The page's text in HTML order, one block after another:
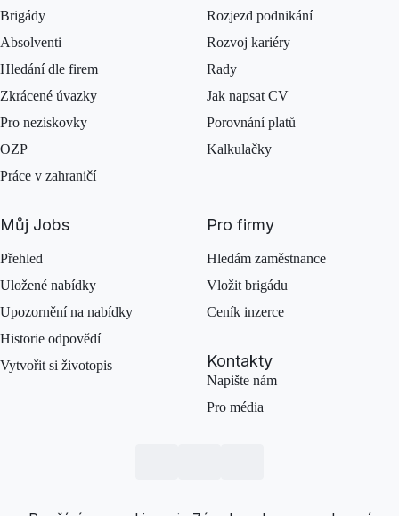
Brigády
Absolventi
Hledání dle firem
Zkrácené úvazky
Pro neziskovky
OZP
Práce v zahraničí
Rozjezd podnikání
Rozvoj kariéry
Rady
Jak napsat CV
Porovnání platů
Kalkulačky
Můj Jobs
Přehled
Uložené nabídky
Upozornění na nabídky
Historie odpovědí
Vytvořit si životopis
Pro firmy
Hledám zaměstnance
Vložit brigádu
Ceník inzerce
Kontakty
Napište nám
Pro média